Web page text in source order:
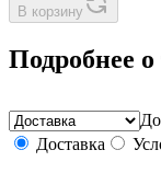
В корзину
Подробнее о
Доставка